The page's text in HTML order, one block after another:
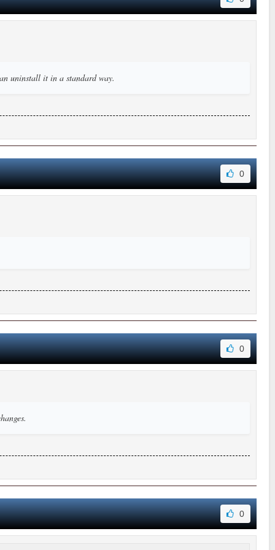
uninstall it in a standard way.
0
0
0